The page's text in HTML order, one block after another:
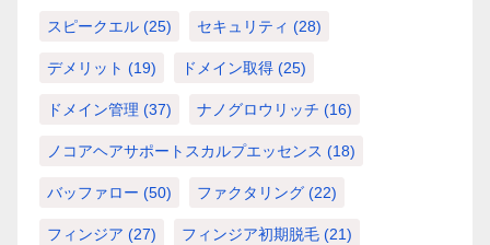
スピークエル (25) セキュリティ (28)
デメリット (19) ドメイン取得 (25)
ドメイン管理 (37) ナノグロウリッチ (16)
ノコアヘアサポートスカルプエッセンス (18)
バッファロー (50) ファクタリング (22)
フィンジア (27) フィンジア初期脱毛 (21)